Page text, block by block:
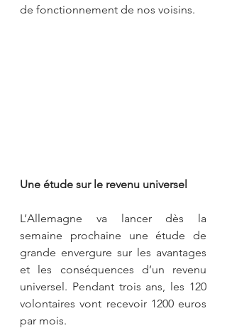
de fonctionnement de nos voisins.
Une étude sur le revenu universel
L’Allemagne va lancer dès la
semaine prochaine une étude de
grande envergure sur les avantages
et les conséquences d’un revenu
universel. Pendant trois ans, les 120
volontaires vont recevoir 1200 euros
par mois.